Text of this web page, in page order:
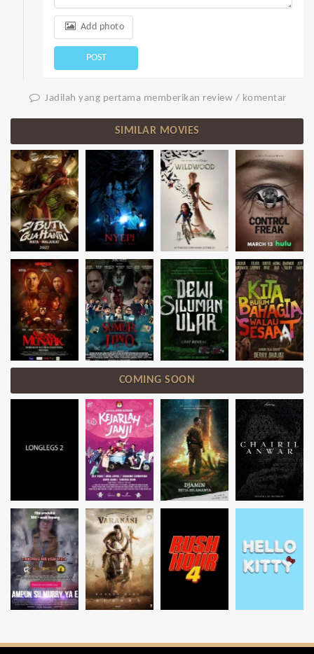
Add photo
POST
Jadilah yang pertama memberikan review / komentar
SIMILAR MOVIES
COMING SOON